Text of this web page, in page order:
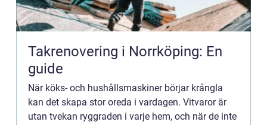
Takrenovering i Norrköping: En
guide
När köks- och hushållsmaskiner börjar krångla
kan det skapa stor oreda i vardagen. Vitvaror är
utan tvekan ryggraden i varje hem, och när de inte